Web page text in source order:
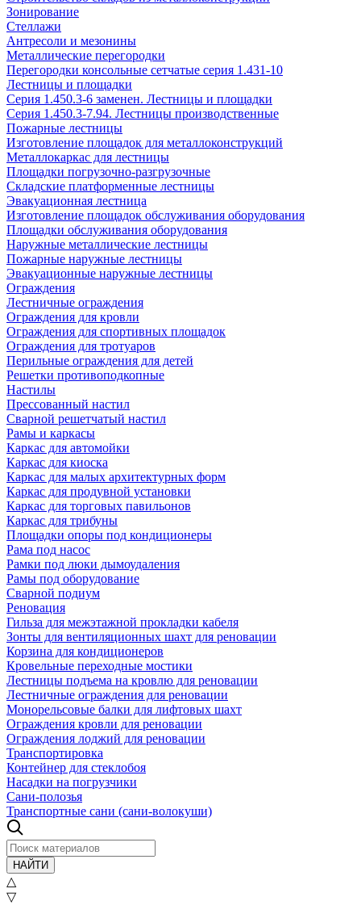
Зонирование
Стеллажи
Антресоли и мезонины
Металлические перегородки
Перегородки консольные сетчатые серия 1.431-10
Лестницы и площадки
Серия 1.450.3-6 заменен. Лестницы и площадки
Серия 1.450.3-7.94. Лестницы производственные
Пожарные лестницы
Изготовление площадок для металлоконструкций
Металлокаркас для лестницы
Площадки погрузочно-разгрузочные
Складские платформенные лестницы
Эвакуационная лестница
Изготовление площадок обслуживания оборудования
Площадки обслуживания оборудования
Наружные металлические лестницы
Пожарные наружные лестницы
Эвакуационные наружные лестницы
Ограждения
Лестничные ограждения
Ограждения для кровли
Ограждения для спортивных площадок
Ограждения для тротуаров
Перильные ограждения для детей
Решетки противоподкопные
Настилы
Прессованный настил
Сварной решетчатый настил
Рамы и каркасы
Каркас для автомойки
Каркас для киоска
Каркас для малых архитектурных форм
Каркас для продувной установки
Каркас для торговых павильонов
Каркас для трибуны
Площадки опоры под кондиционеры
Рама под насос
Рамки под люки дымоудаления
Рамы под оборудование
Сварной подиум
Реновация
Гильза для межэтажной прокладки кабеля
Зонты для вентиляционных шахт для реновации
Корзина для кондиционеров
Кровельные переходные мостики
Лестницы подъема на кровлю для реновации
Лестничные ограждения для реновации
Монорельсовые балки для лифтовых шахт
Ограждения кровли для реновации
Ограждения лоджий для реновации
Транспортировка
Контейнер для стеклобоя
Насадки на погрузчики
Сани-полозья
Транспортные сани (сани-волокуши)
НАЙТИ
△
▽